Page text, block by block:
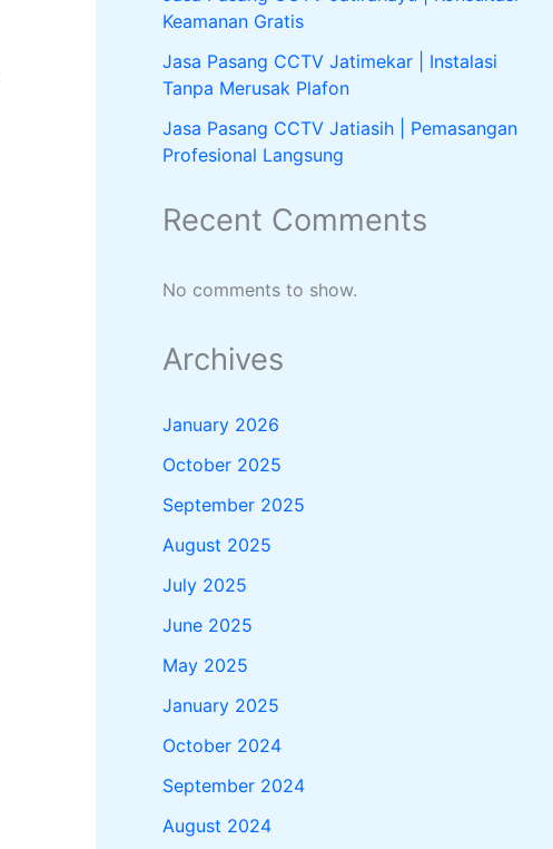
Keamanan Gratis
Jasa Pasang CCTV Jatimekar | Instalasi
Tanpa Merusak Plafon
Jasa Pasang CCTV Jatiasih | Pemasangan
Profesional Langsung
Recent Comments
No comments to show.
Archives
January 2026
October 2025
September 2025
August 2025
July 2025
June 2025
May 2025
January 2025
October 2024
September 2024
August 2024